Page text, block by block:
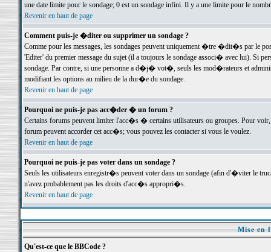
une date limite pour le sondage; 0 est un sondage infini. Il y a une limite pour le
Revenir en haut de page
Comment puis-je �diter ou supprimer un sondage ?
Comme pour les messages, les sondages peuvent uniquement �tre �dit�s par le
'Editer' du premier message du sujet (il a toujours le sondage associ� avec lui). Si
sondage. Par contre, si une personne a d�j� vot�, seuls les mod�rateurs et
modifiant les options au milieu de la dur�e du sondage.
Revenir en haut de page
Pourquoi ne puis-je pas acc�der � un forum ?
Certains forums peuvent limiter l'acc�s � certains utilisateurs ou groupes. Pour
forum peuvent accorder cet acc�s; vous pouvez les contacter si vous le voulez.
Revenir en haut de page
Pourquoi ne puis-je pas voter dans un sondage ?
Seuls les utilisateurs enregistr�s peuvent voter dans un sondage (afin d'�viter le
n'avez probablement pas les droits d'acc�s appropri�s.
Revenir en haut de page
Mise en
Qu'est-ce que le BBCode ?